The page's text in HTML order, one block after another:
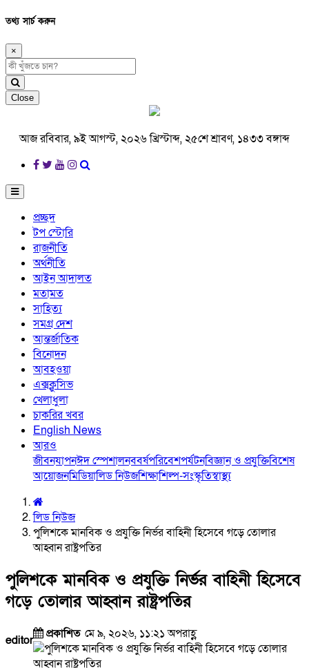
তথ্য সার্চ করুন
×
Close
আজ রবিবার, ৯ই আগস্ট, ২০২৬ খ্রিস্টাব্দ, ২৫শে শ্রাবণ, ১৪৩৩ বঙ্গাব্দ
প্রচ্ছদ
টপ স্টোরি
রাজনীতি
অর্থনীতি
আইন আদালত
মতামত
সাহিত্য
সমগ্র দেশ
আন্তর্জাতিক
বিনোদন
আবহওয়া
এক্সক্লুসিভ
খেলাধুলা
চাকরির খবর
English News
আরও
জীবনযাপনঈদ স্পেশালনববর্ষপরিবেশপর্যটনবিজ্ঞান ও প্রযুক্তিবিশেষ
আয়োজনমিডিয়ালিড নিউজশিক্ষাশিল্প-সংস্কৃতিস্বাস্থ্য
লিড নিউজ
পুলিশকে মানবিক ও প্রযুক্তি নির্ভর বাহিনী হিসেবে গড়ে তোলার
আহ্বান রাষ্ট্রপতির
পুলিশকে মানবিক ও প্রযুক্তি নির্ভর বাহিনী হিসেবে
গড়ে তোলার আহ্বান রাষ্ট্রপতির
editor প্রকাশিত মে ৯, ২০২৬, ১১:২১ অপরাহ্ণ